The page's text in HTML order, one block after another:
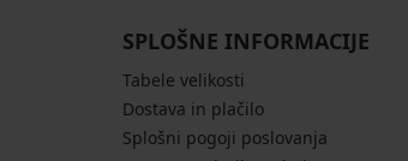
SPLOŠNE INFORMACIJE
Tabele velikosti
Dostava in plačilo
Splošni pogoji poslovanja